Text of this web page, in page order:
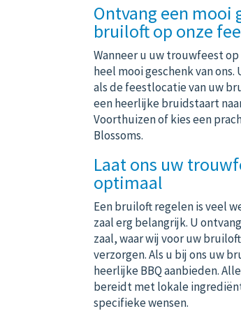
Ontvang een mooi
bruiloft op onze
Wanneer u uw trouwfeest
heel mooi geschenk van
als de feestlocatie van uw
een heerlijke bruidstaart
Voorthuizen of kies een
Blossoms.
Laat ons uw
optimaal
Een bruiloft regelen is veel
zaalerg belangrijk. U
zaal, waar wij voor uw
verzorgen. Als u bij ons uw
heerlijke BBQaanbieden.
bereidt met lokale
specifieke wensen.